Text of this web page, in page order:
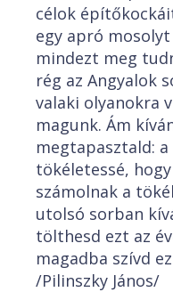
célok
egy apró
mindezt meg
rég az Angyalok
valaki olyanokra
magunk. Ám
megtapasztald:
tökéletessé,
számolnak a
utolsó sorban
tölthesd ezt az
magadba szívd
/Pilinszky János/